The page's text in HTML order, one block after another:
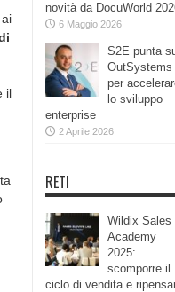
il
novità da DocuWorld
6 Maggio 2026
S2E punta
OutSystems
per
lo sviluppo
enterprise
2 Aprile 2026
RETI
Wildix Sales
Academy
2025:
scomporre il
ciclo di vendita e